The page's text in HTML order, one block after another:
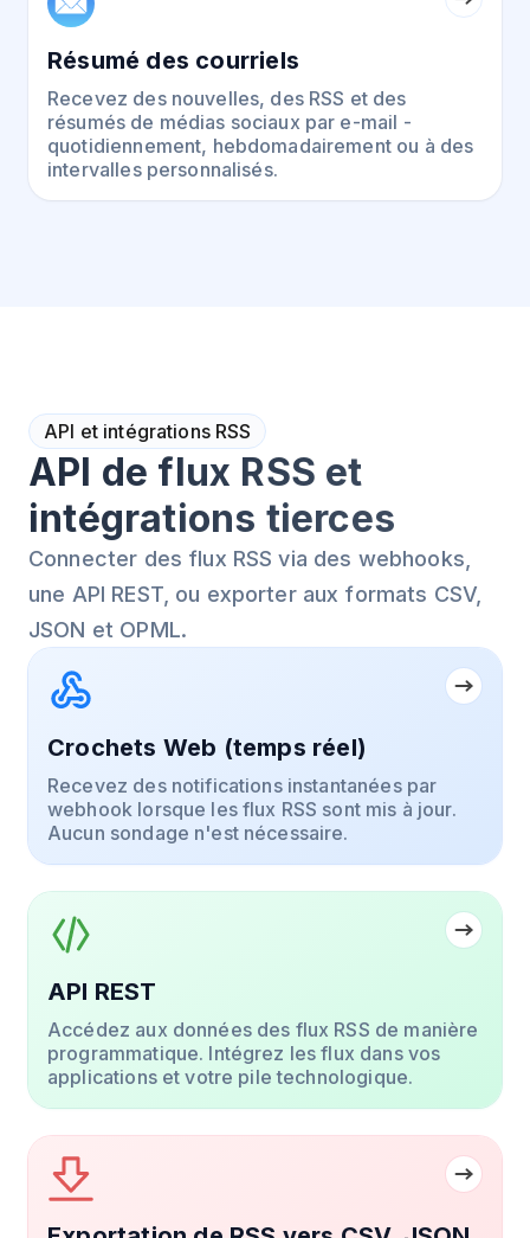
Résumé des courriels
Recevez des nouvelles, des RSS et des
résumés de médias sociaux par e-mail -
quotidiennement, hebdomadairement ou à des
intervalles personnalisés.
API et intégrations RSS
API de flux RSS et
intégrations tierces
Connecter des flux RSS via des webhooks,
une API REST, ou exporter aux formats CSV,
JSON et OPML.
Crochets Web (temps réel)
Recevez des notifications instantanées par
webhook lorsque les flux RSS sont mis à jour.
Aucun sondage n'est nécessaire.
API REST
Accédez aux données des flux RSS de manière
programmatique. Intégrez les flux dans vos
applications et votre pile technologique.